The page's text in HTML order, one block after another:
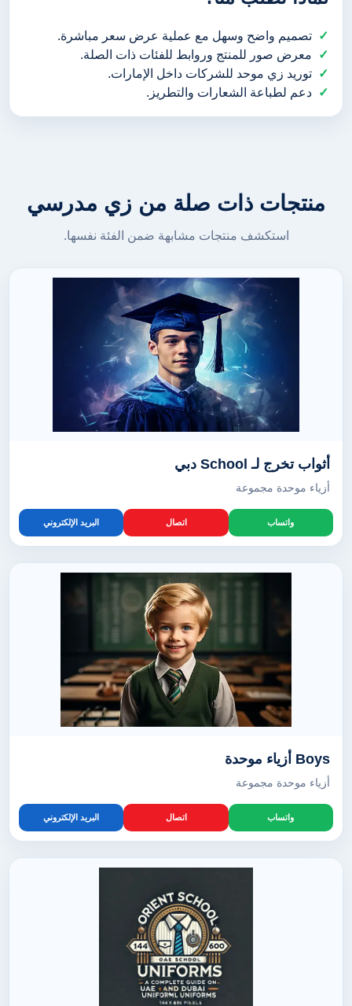
تصميم واضح وسهل مع عملية عرض سعر مباشرة.
معرض صور للمنتج وروابط للفئات ذات الصلة.
توريد زي موحد للشركات داخل الإمارات.
دعم لطباعة الشعارات والتطريز.
منتجات ذات صلة من زي مدرسي
استكشف منتجات مشابهة ضمن الفئة نفسها.
أثواب تخرج لـ School دبي
أزياء موحدة مجموعة
واتساب اتصال البريد الإلكتروني
Boys أزياء موحدة
أزياء موحدة مجموعة
واتساب اتصال البريد الإلكتروني